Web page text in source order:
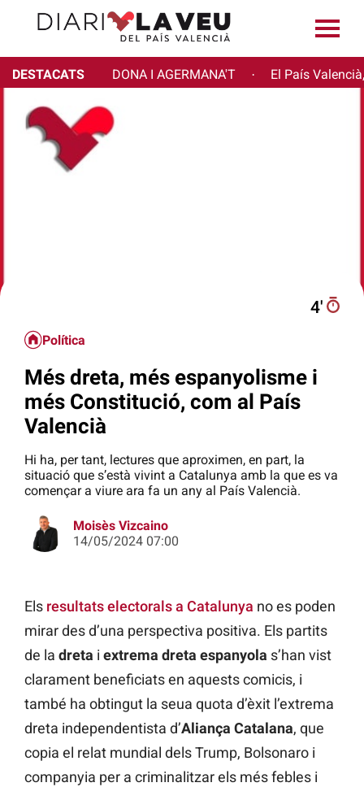
DESTACATS DONA I AGERMANA'T · El País
4′
Política
Més dreta, més espanyolisme i
més Constitució, com al País
Valencià
Hi ha, per tant, lectures que aproximen, en part, la
situació que s’està vivint a Catalunya amb la que es va
començar a viure ara fa un any al País Valencià.
Moisès Vizcaino
14/05/2024 07:00
Els resultats electorals a Catalunya no es poden
mirar des d’una perspectiva positiva. Els partits
de la dreta i extrema dreta espanyola s’han vist
clarament beneficiats en aquests comicis, i
també ha obtingut la seua quota d’èxit l’extrema
dreta independentista d’Aliança Catalana, que
copia el relat mundial dels Trump, Bolsonaro i
companyia per a criminalitzar els més febles i